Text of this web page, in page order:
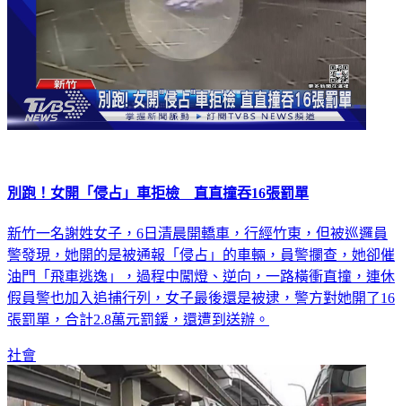
別跑！女開「侵占」車拒檢 直直撞吞16張罰單
新竹一名謝姓女子，6日清晨開轎車，行經竹東，但被巡邏員
警發現，她開的是被通報「侵占」的車輛，員警攔查，她卻催
油門「飛車逃逸」，過程中闖燈、逆向，一路橫衝直撞，連休
假員警也加入追捕行列，女子最後還是被逮，警方對她開了16
張罰單，合計2.8萬元罰鍰，還遭到送辦。
社會